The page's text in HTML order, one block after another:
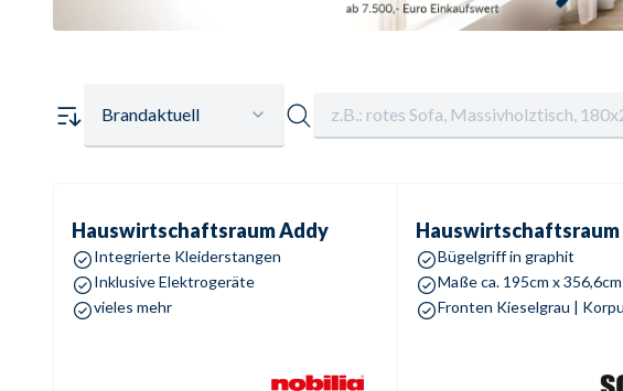
Brandaktuell
HauswirtschaftsraumAddy
Integrierte Kleiderstangen
Inklusive Elektrogeräte
vieles mehr
Hauswirtschaftsraum
Bügelgriff in graphit
Maße ca. 195cm x 356,6cm